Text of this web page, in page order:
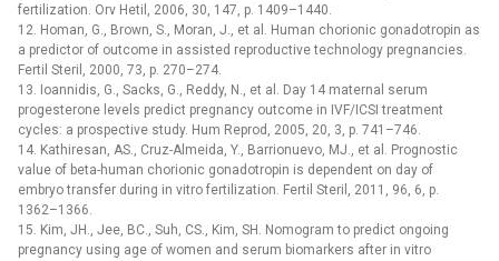
fertilization. Orv Hetil, 2006, 30, 147, p. 1409–1440.
12. Homan, G., Brown, S., Moran, J., et al. Human chorionic gonadotropin as
a predictor of outcome in assisted reproductive technology pregnancies.
Fertil Steril, 2000, 73, p. 270–274.
13. Ioannidis, G., Sacks, G., Reddy, N., et al. Day 14 maternal serum
progesterone levels predict pregnancy outcome in IVF/ICSI treatment
cycles: a prospective study. Hum Reprod, 2005, 20, 3, p. 741–746.
14. Kathiresan, AS., Cruz-Almeida, Y., Barrionuevo, MJ., et al. Prognostic
value of beta-human chorionic gonadotropin is dependent on day of
embryo transfer during in vitro fertilization. Fertil Steril, 2011, 96, 6, p.
1362–1366.
15. Kim, JH., Jee, BC., Suh, CS., Kim, SH. Nomogram to predict ongoing
pregnancy using age of women and serum biomarkers after in vitro